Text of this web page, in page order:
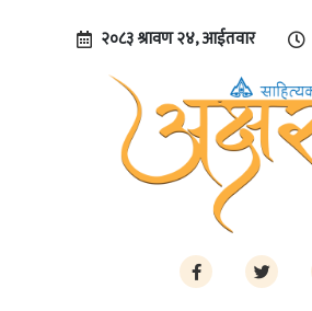
२०८३ श्रावण २४, आईतवार